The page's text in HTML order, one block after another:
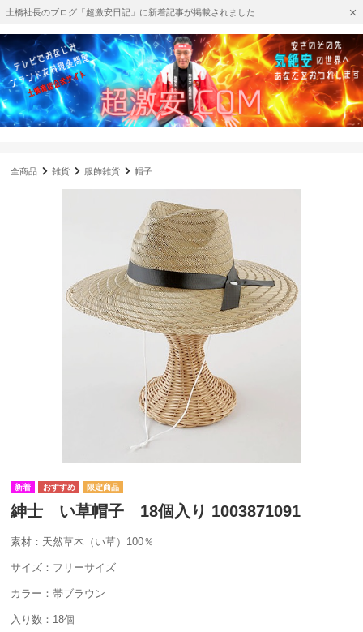
土橋社長のブログ「超激安日記」に新着記事が掲載されました
全商品 雑貨 服飾雑貨 帽子
紳士 い草帽子 18個入り 1003871091
素材：天然草木（い草）100％
サイズ：フリーサイズ
カラー：帯ブラウン
入り数：18個